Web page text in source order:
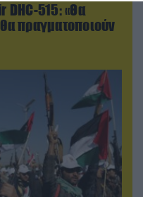
DHC-515: «Θα
πραγματοποιούν